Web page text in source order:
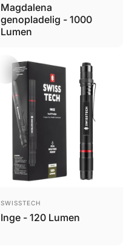
Magdalena
genopladelig - 1000
Lumen
Brand
SWISSTECH
Inge - 120 Lumen